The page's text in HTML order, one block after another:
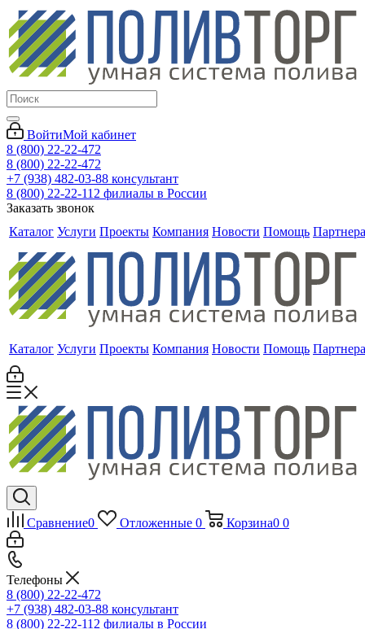
ВойтиМой кабинет
8 (800) 22-22-472
8 (800) 22-22-472
+7 (938) 482-03-88 консультант
8 (800) 22-22-112 филиалы в России
Заказать звонок
Каталог Услуги Проекты Компания Новости Помощь
Каталог Услуги Проекты Компания Новости Помощь
Сравнение0 Отложенные 0 Корзина0 0
Телефоны
8 (800) 22-22-472
+7 (938) 482-03-88 консультант
8 (800) 22-22-112 филиалы в России